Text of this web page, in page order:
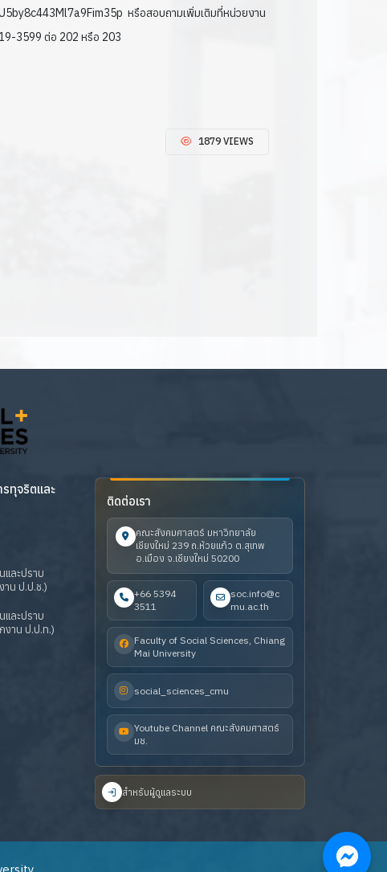
หรือสอบถามเพิ่มเติมที่หน่วยงาน
3599 ต่อ 202 หรือ 203
1879 VIEWS
ทุจริตและ
ละปราบ
าน ป.ป.ช.)
ละปราบ
งาน ป.ป.ท.)
ติดต่อเรา
คณะสังคมศาสตร์ มหาวิทยาลัย
เชียงใหม่ 239 ถ.ห้วยแก้ว ต.สุเทพ
อ.เมือง จ.เชียงใหม่ 50200
+66 5394
3511
soc.info@c
mu.ac.th
Faculty of Social Sciences, Chiang
Mai University
social_sciences_cmu
Youtube Channel คณะสังคมศาสตร์
มช.
สำหรับผู้ดูแลระบบ